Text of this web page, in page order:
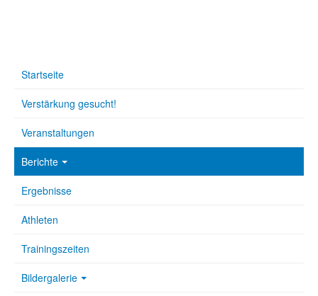
Startseite
Verstärkung gesucht!
Veranstaltungen
Berichte
Ergebnisse
Athleten
Trainingszeiten
Bildergalerie